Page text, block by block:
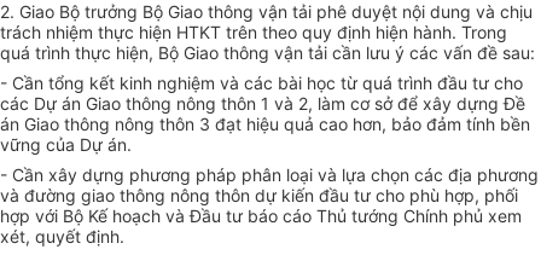
2. Giao Bộ trưởng Bộ Giao thông vận tải phê duyệt nội dung và chịu
trách nhiệm thực hiện HTKT trên theo quy định hiện hành. Trong
quá trình thực hiện, Bộ Giao thông vận tải cần lưu ý các vấn đề sau:
- Cần tổng kết kinh nghiệm và các bài học từ quá trình đầu tư cho
các Dự án Giao thông nông thôn 1 và 2, làm cơ sở để xây dựng Đề
án Giao thông nông thôn 3 đạt hiệu quả cao hơn, bảo đảm tính bền
vững của Dự án.
- Cần xây dựng phương pháp phân loại và lựa chọn các địa phương
và đường giao thông nông thôn dự kiến đầu tư cho phù hợp, phối
hợp với Bộ Kế hoạch và Đầu tư báo cáo Thủ tướng Chính phủ xem
xét, quyết định.